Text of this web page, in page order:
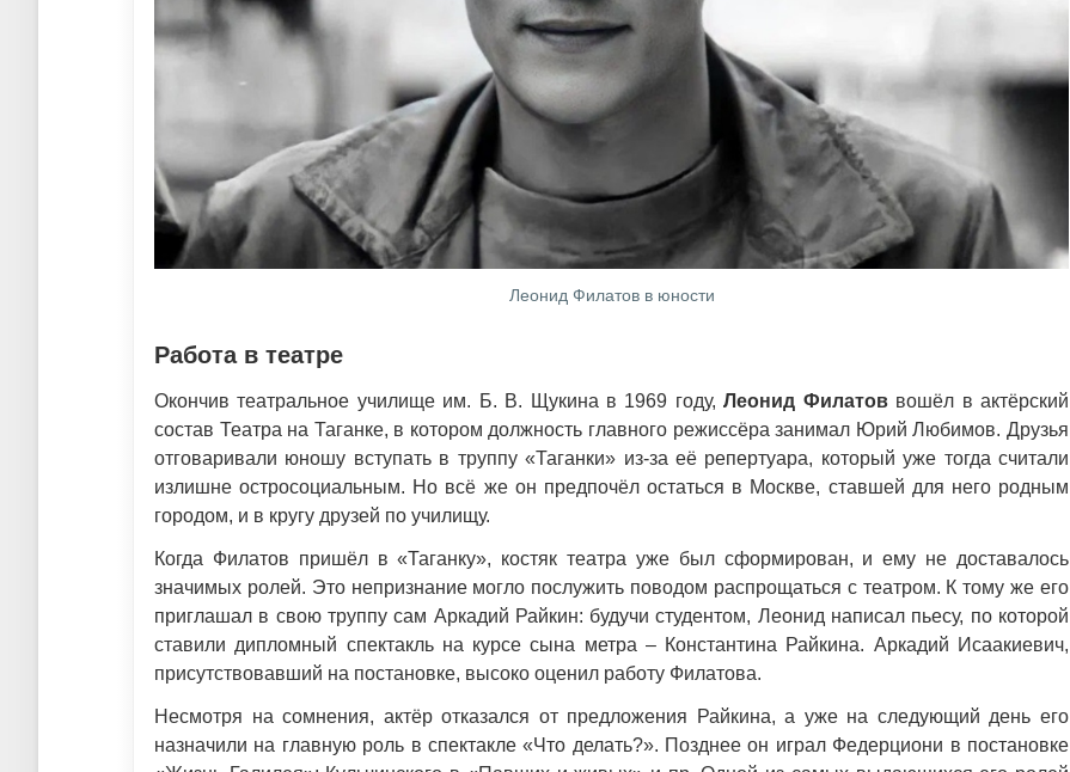
Леонид Филатов в юности
Работа в театре
Окончив театральное училище им. Б. В. Щукина в 1969 году, Леонид Филатоввошёл в актёрский
состав Театра на Таганке, в котором должность главного режиссёра занимал Юрий Любимов. Друзья
отговаривали юношу вступать в труппу «Таганки» из-за её репертуара, который уже тогда считали
излишне остросоциальным. Но всё же он предпочёл остаться в Москве, ставшей для него родным
городом, и в кругу друзей по училищу.
Когда Филатов пришёл в «Таганку», костяк театра уже был сформирован, и ему не доставалось
значимых ролей. Это непризнание могло послужить поводом распрощаться с театром. К тому же его
приглашал в свою труппу сам Аркадий Райкин: будучи студентом, Леонид написал пьесу, по которой
ставили дипломный спектакль на курсе сына метра – Константина Райкина. Аркадий Исаакиевич,
присутствовавший на постановке, высоко оценил работу Филатова.
Несмотря на сомнения, актёр отказался от предложения Райкина, а уже на следующий день его
назначили на главную роль в спектакле «Что делать?». Позднее он играл Федерциони в постановке